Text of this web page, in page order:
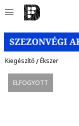
Kiegészítő/Ékszer
ELFOGYOTT